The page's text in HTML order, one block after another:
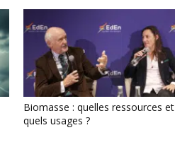
Biomasse : quelles ressources et
quels usages ?